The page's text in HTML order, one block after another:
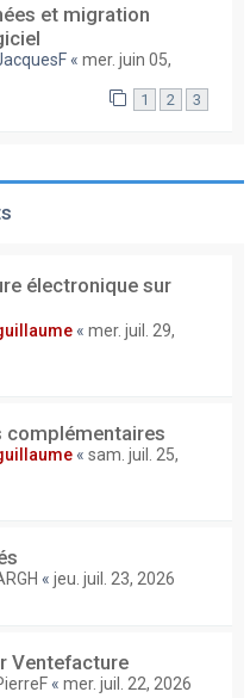
et migration
« mer. juin 05,
1 2 3
électronique sur
« mer. juil. 29,
complémentaires
« sam. juil. 25,
« jeu. juil. 23, 2026
Ventefacture
« mer. juil. 22, 2026